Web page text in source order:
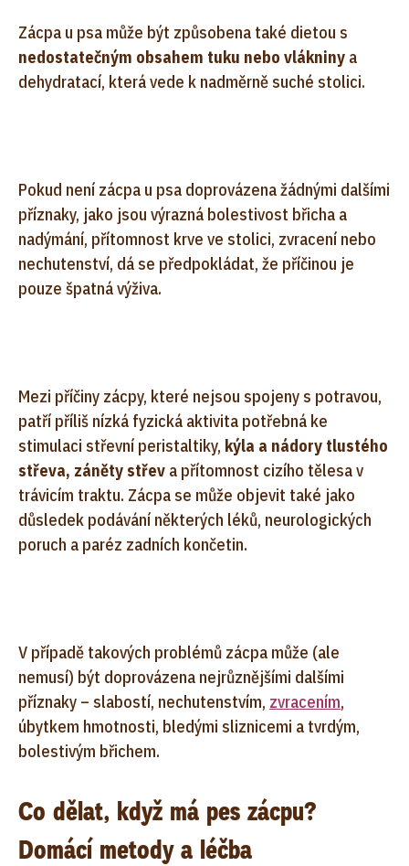
Zácpa u psa může být způsobena také dietou s
nedostatečným obsahem tuku nebo vlákniny a
dehydratací, která vede k nadměrně suché stolici.
Pokud není zácpa u psa doprovázena žádnými dalšími
příznaky, jako jsou výrazná bolestivost břicha a
nadýmání, přítomnost krve ve stolici, zvracení nebo
nechutenství, dá se předpokládat, že příčinou je
pouze špatná výživa.
Mezi příčiny zácpy, které nejsou spojeny s potravou,
patří příliš nízká fyzická aktivita potřebná ke
stimulaci střevní peristaltiky, kýla a nádory tlustého
střeva, záněty střev a přítomnost cizího tělesa v
trávicím traktu. Zácpa se může objevit také jako
důsledek podávání některých léků, neurologických
poruch a paréz zadních končetin.
V případě takových problémů zácpa může (ale
nemusí) být doprovázena nejrůznějšími dalšími
příznaky – slabostí, nechutenstvím, zvracením,
úbytkem hmotnosti, bledými sliznicemi a tvrdým,
bolestivým břichem.
Co dělat, když má pes zácpu?
Domácí metody a léčba